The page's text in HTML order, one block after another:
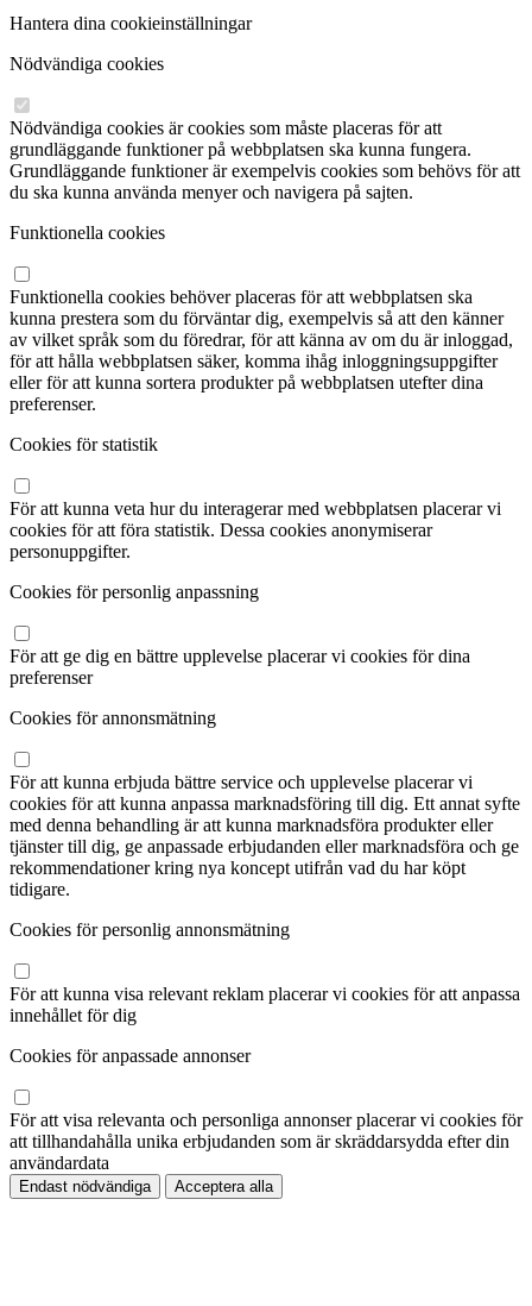
Hantera dina cookieinställningar
Nödvändiga cookies
Nödvändiga cookies är cookies som måste placeras för att
grundläggande funktioner på webbplatsen ska kunna fungera.
Grundläggande funktioner är exempelvis cookies som behövs för att
du ska kunna använda menyer och navigera på sajten.
Funktionella cookies
Funktionella cookies behöver placeras för att webbplatsen ska
kunna prestera som du förväntar dig, exempelvis så att den känner
av vilket språk som du föredrar, för att känna av om du är inloggad,
för att hålla webbplatsen säker, komma ihåg inloggningsuppgifter
eller för att kunna sortera produkter på webbplatsen utefter dina
preferenser.
Cookies för statistik
För att kunna veta hur du interagerar med webbplatsen placerar vi
cookies för att föra statistik. Dessa cookies anonymiserar
personuppgifter.
Cookies för personlig anpassning
För att ge dig en bättre upplevelse placerar vi cookies för dina
preferenser
Cookies för annonsmätning
För att kunna erbjuda bättre service och upplevelse placerar vi
cookies för att kunna anpassa marknadsföring till dig. Ett annat syfte
med denna behandling är att kunna marknadsföra produkter eller
tjänster till dig, ge anpassade erbjudanden eller marknadsföra och ge
rekommendationer kring nya koncept utifrån vad du har köpt
tidigare.
Cookies för personlig annonsmätning
För att kunna visa relevant reklam placerar vi cookies för att anpassa
innehållet för dig
Cookies för anpassade annonser
För att visa relevanta och personliga annonser placerar vi cookies för
att tillhandahålla unika erbjudanden som är skräddarsydda efter din
användardata
Endast nödvändiga Acceptera alla